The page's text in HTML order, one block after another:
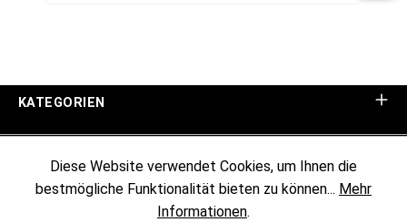
KATEGORIEN
KUNDENINFORMATIONEN
Diese Website verwendet Cookies, um Ihnen die
bestmögliche Funktionalität bieten zu können... Mehr
Informationen.